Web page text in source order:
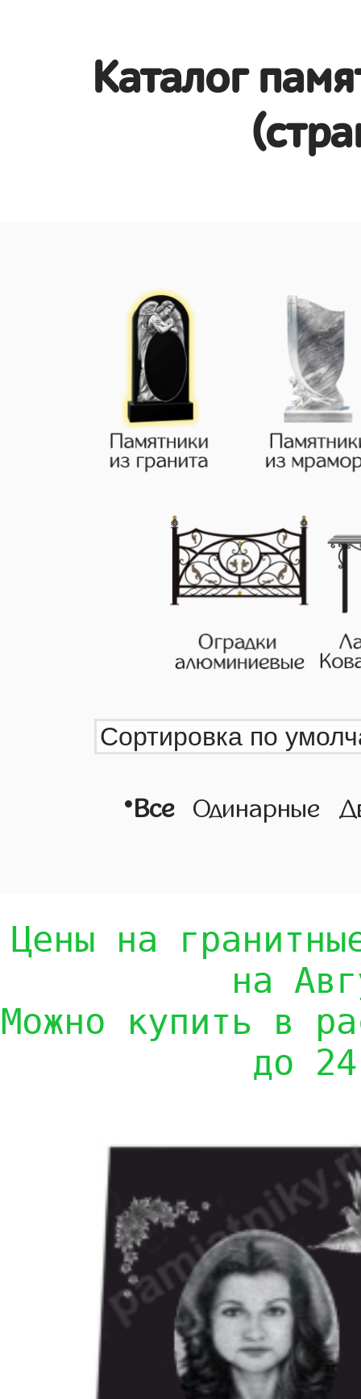
Каталог
•Все Одинарные
Цены на
на
Можно купить в
до